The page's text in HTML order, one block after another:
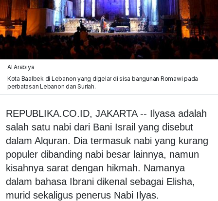
Al Arabiya
Kota Baalbek di Lebanon yang digelar di sisa bangunan Romawi pada
perbatasan Lebanon dan Suriah.
REPUBLIKA.CO.ID, JAKARTA -- Ilyasa adalah
salah satu nabi dari Bani Israil yang disebut
dalam Alquran. Dia termasuk nabi yang kurang
populer dibanding nabi besar lainnya, namun
kisahnya sarat dengan hikmah. Namanya
dalam bahasa Ibrani dikenal sebagai Elisha,
murid sekaligus penerus Nabi Ilyas.